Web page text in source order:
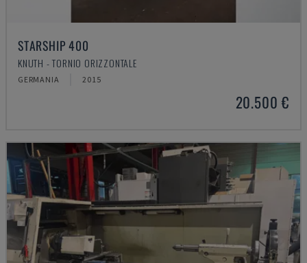
STARSHIP 400
KNUTH - TORNIO ORIZZONTALE
GERMANIA 2015
20.500 €